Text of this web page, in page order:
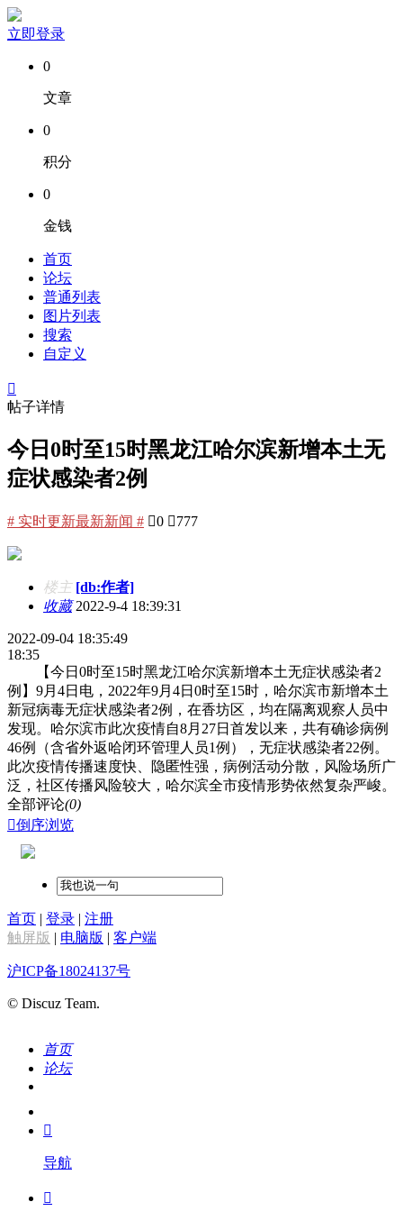
立即登录
0
文章
0
积分
0
金钱
首页
论坛
普通列表
图片列表
搜索
自定义

帖子详情
今日0时至15时黑龙江哈尔滨新增本土无
症状感染者2例
# 实时更新最新新闻 # 0 777
楼主 [db:作者]
收藏2022-9-4 18:39:31
2022-09-04 18:35:49
18:35
【今日0时至15时黑龙江哈尔滨新增本土无症状感染者2
例】9月4日电，2022年9月4日0时至15时，哈尔滨市新增本土
新冠病毒无症状感染者2例，在香坊区，均在隔离观察人员中
发现。哈尔滨市此次疫情自8月27日首发以来，共有确诊病例
46例（含省外返哈闭环管理人员1例），无症状感染者22例。
此次疫情传播速度快、隐匿性强，病例活动分散，风险场所广
泛，社区传播风险较大，哈尔滨全市疫情形势依然复杂严峻。
全部评论(0)
倒序浏览
首页 | 登录 | 注册
触屏版 | 电脑版 | 客户端
沪ICP备18024137号
© Discuz Team.
首页
论坛
我的

导航
